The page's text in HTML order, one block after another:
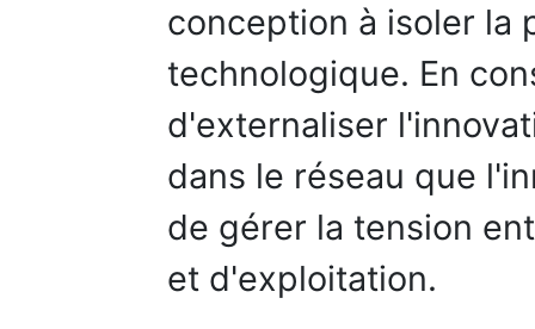
conception à isoler la
technologique. En
d'externaliser
dans le réseau que
de gérer la tension
et d'exploitation.